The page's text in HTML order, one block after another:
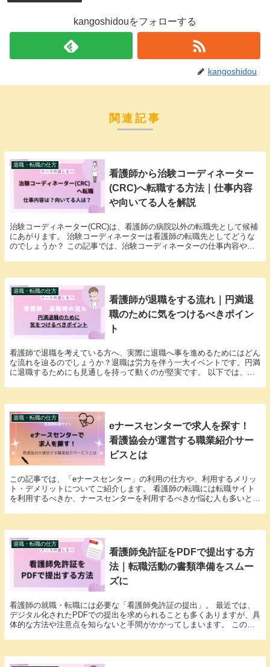
kangoshidouをフォローする
kangoshidou
関連記事
退職・転職の仕方
看護師から治験コーディネーター
(CRC)へ転職する方法｜仕事内容
や向いてる人を解説
治験コーディネーター(CRC)は、看護師の病院以外の転職先として候補
にあがります。 治験コーディネーターは看護師の転職先としてどうな
のでしょうか？ この記事では、治験コーディネーターの仕事内容や向
退職・転職の仕方
看護師が退職をする流れ｜円満退
職のために気をつけるべきポイン
ト
看護師で退職を考えている方へ、実際に退職へ事を進めるためにはどん
な流れを辿るのでしょうか？退職は労力を伴う一大イベントです。円満
に退職するためにも見通しを持って動くのが堅実です。 以下では、看
退職・転職の仕方
eナースセンターで求人を探す！
看護協会が運営する職業紹介サー
ビスとは
この記事では、「eナースセンター」の利用の仕方や、利用するメリッ
ト・デメリットについてご紹介します。 看護師の転職には転職サイト
を利用するべきか、ナースセンターを利用するべきか悩む人も多いと思
退職・転職の仕方
看護師免許証をPDFで提出する方
法｜転職活動の書類準備をスムー
ズに
看護師の就職・転職には必要な「看護師免許証の提出」。 最近では、
デジタル化されたPDFでの提出を求められることも多くありますが、具
体的な方法や注意点を知らないと手間がかかってしまいます。 この記